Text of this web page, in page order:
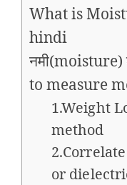
What is
hindi
to measure
1.Weight
method
or